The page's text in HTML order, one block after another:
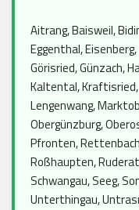
Aitrang, Baisweil,
Eggenthal,
Görisried, Günzach,
Kaltental, Kraftisried,
Lengenwang,
Obergünzburg,
Pfronten,
Roßhaupten,
Schwangau, Seeg,
Unterthingau,